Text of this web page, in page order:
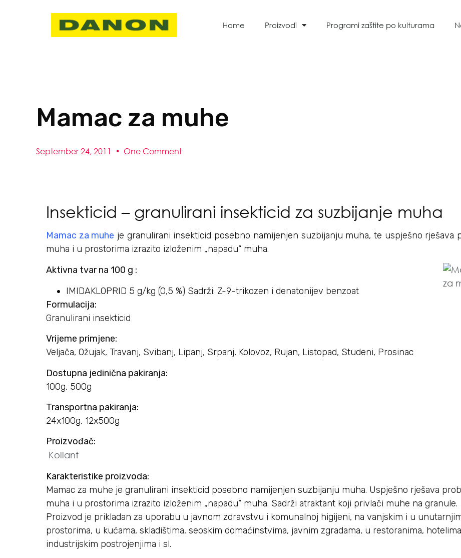
Home Proizvodi Programi zaštite po kulturama
Mamac za muhe
September 24, 2011 One Comment
Insekticid – granulirani insekticid za suzbijanje muha
Mamac za muhe je granulirani insekticid posebno namijenjen suzbijanju muha, te uspješno rješava
muha i u prostorima izrazito izloženim „napadu“ muha.
Aktivna tvar na 100 g :
IMIDAKLOPRID 5 g/kg (0,5 %) Sadrži: Z-9-trikozen i denatonijev benzoat
Formulacija:
Granulirani insekticid
Vrijeme primjene:
Veljača, Ožujak, Travanj, Svibanj, Lipanj, Srpanj, Kolovoz, Rujan, Listopad, Studeni, Prosinac
Dostupna jedinična pakiranja:
100g, 500g
Transportna pakiranja:
24x100g, 12x500g
Proizvođač:
Kollant
Karakteristike proizvoda:
Mamac za muhe je granulirani insekticid posebno namijenjen suzbijanju muha. Uspješno rješava
muha i u prostorima izrazito izloženim „napadu“ muha. Sadrži atraktant koji privlači muhe na granule.
Proizvod je prikladan za uporabu u javnom zdravstvu i komunalnoj higijeni, na vanjskim i u
prostorima, u kućama, skladištima, seoskim domaćinstvima, javnim zgradama, u restoranima,
industrijskim postrojenjima i sl.